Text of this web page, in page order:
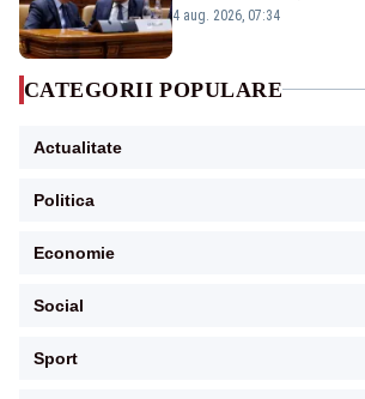
urmărind șobolani
4 aug. 2026, 07:34
CATEGORII POPULARE
Actualitate
Politica
Economie
Social
Sport